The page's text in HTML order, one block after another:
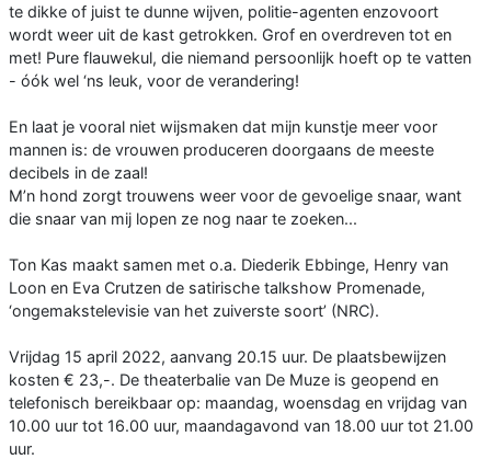
te dikke of juist te dunne wijven, politie-agenten enzovoort
wordt weer uit de kast getrokken. Grof en overdreven tot en
met! Pure flauwekul, die niemand persoonlijk hoeft op te vatten
- óók wel ‘ns leuk, voor de verandering!
En laat je vooral niet wijsmaken dat mijn kunstje meer voor
mannen is: de vrouwen produceren doorgaans de meeste
decibels in de zaal!
M’n hond zorgt trouwens weer voor de gevoelige snaar, want
die snaar van mij lopen ze nog naar te zoeken...
Ton Kas maakt samen met o.a. Diederik Ebbinge, Henry van
Loon en Eva Crutzen de satirische talkshow Promenade,
‘ongemakstelevisie van het zuiverste soort’ (NRC).
Vrijdag 15 april 2022, aanvang 20.15 uur. De plaatsbewijzen
kosten € 23,-. De theaterbalie van De Muze is geopend en
telefonisch bereikbaar op: maandag, woensdag en vrijdag van
10.00 uur tot 16.00 uur, maandagavond van 18.00 uur tot 21.00
uur.